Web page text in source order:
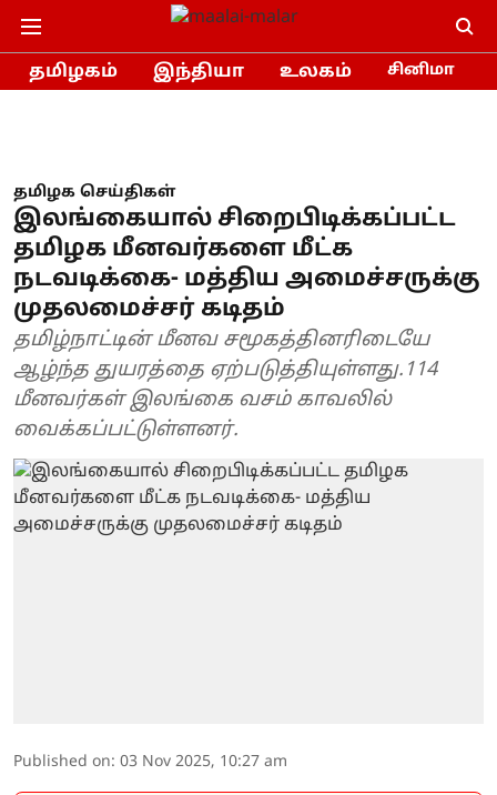
தமிழகம் இந்தியா உலகம் சினிமா
தமிழக செய்திகள்
இலங்கையால் சிறைபிடிக்கப்பட்ட
தமிழக மீனவர்களை மீட்க
நடவடிக்கை- மத்திய அமைச்சருக்கு
முதலமைச்சர் கடிதம்
தமிழ்நாட்டின் மீனவ சமூகத்தினரிடையே
ஆழ்ந்த துயரத்தை ஏற்படுத்தியுள்ளது.114
மீனவர்கள் இலங்கை வசம் காவலில்
வைக்கப்பட்டுள்ளனர்.
Published on: 03 Nov 2025, 10:27 am